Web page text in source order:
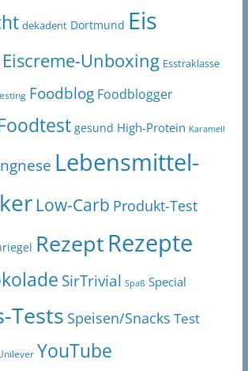
dekadent Dortmund Eis
Eiscreme-Unboxing Esstraklasse
Foodblog Foodblogger
gesund High-Protein Karamell
Lebensmittel-
Low-Carb Produkt-Test
RezeptRezepte
SirTrivial Spaß Special
Tests Speisen/Snacks Test
YouTube